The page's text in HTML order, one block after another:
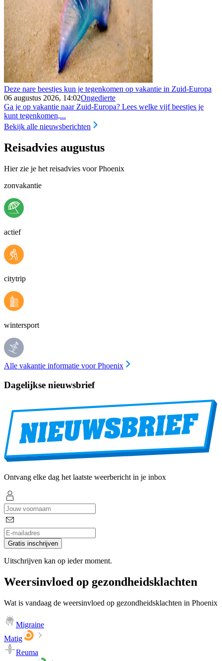
Deze nare beestjes kun je tegenkomen op vakantie in Zuid-Europa
06 augustus 2026, 14:02Ongedierte
Ga je op vakantie naar Zuid-Europa? Lees welke vijf beestjes je
kunt tegenkomen,...
Bekijk alle nieuwsberichten
Reisadvies augustus
Hier zie je het reisadvies voor Phoenix
zonvakantie
actief
citytrip
wintersport
Alle vakantie informatie voor Phoenix
Dagelijkse nieuwsbrief
Ontvang elke dag het laatste weerbericht in je inbox
Gratis inschrijven
Uitschrijven kan op ieder moment.
Weersinvloed op gezondheidsklachten
Wat is vandaag de weersinvloed op gezondheidsklachten in Phoenix
Migraine
Matig
Reuma